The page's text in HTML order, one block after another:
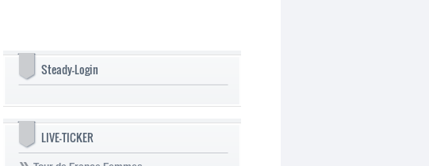
Steady-Login
LIVE-TICKER